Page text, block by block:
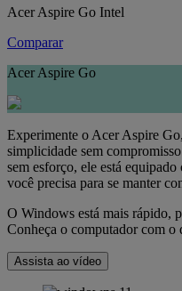
Acer Aspire Go Intel
Comparar
Acer Aspire Go
Experimente o Acer Aspire
simplicidade sem
sem esforço, ele está
você precisa para se manter
O Windows está mais rápido,
Conheça o computador com o
Assista ao vídeo